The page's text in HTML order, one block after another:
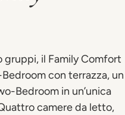
gruppi, il Family Comfort
con terrazza, un
Bedroom in un’unica
camere da letto,